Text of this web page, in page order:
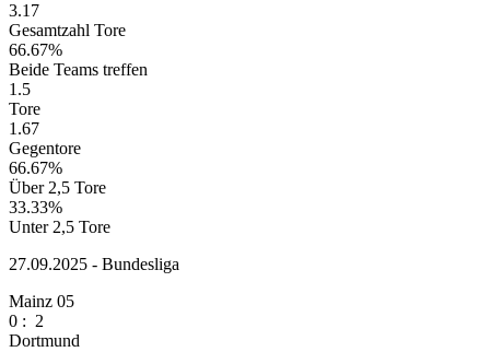
3.17
Gesamtzahl Tore
66.67%
Beide Teams treffen
1.5
Tore
1.67
Gegentore
66.67%
Über 2,5 Tore
33.33%
Unter 2,5 Tore
27.09.2025 - Bundesliga
Mainz 05
0 : 2
Dortmund